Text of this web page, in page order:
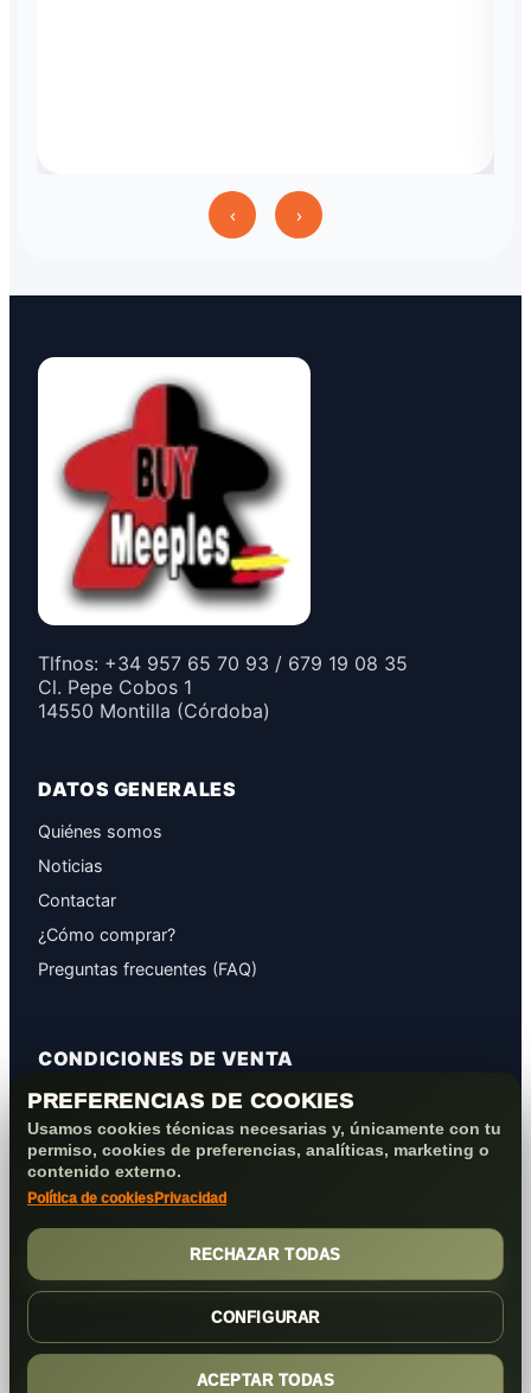
PREFERENCIAS DE COOKIES
Usamos cookies técnicas necesarias y, únicamente con tu
permiso, cookies de preferencias, analíticas, marketing o
contenido externo.
Política de cookies Privacidad
RECHAZAR TODAS
CONFIGURAR
ACEPTAR TODAS
‹ ›
Tlfnos: +34 957 65 70 93 / 679 19 08 35
Cl. Pepe Cobos 1
14550 Montilla (Córdoba)
DATOS GENERALES
Quiénes somos
Noticias
Contactar
¿Cómo comprar?
Preguntas frecuentes (FAQ)
CONDICIONES DE VENTA
GARANTÍAS
PROTECCIÓN DE DATOS
COOKIES+PRIVACIDAD
FORMAS DE PAGO
(c) 2026Elmejorserver.com